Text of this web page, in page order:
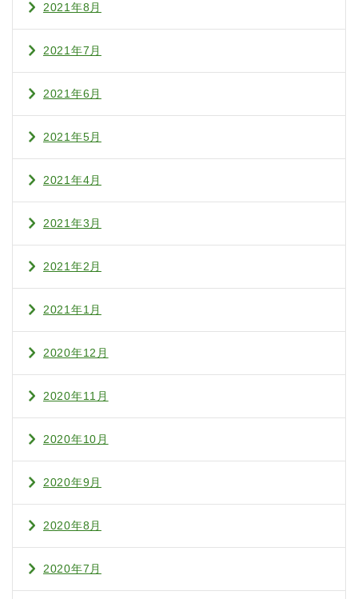
2021年8月
2021年7月
2021年6月
2021年5月
2021年4月
2021年3月
2021年2月
2021年1月
2020年12月
2020年11月
2020年10月
2020年9月
2020年8月
2020年7月